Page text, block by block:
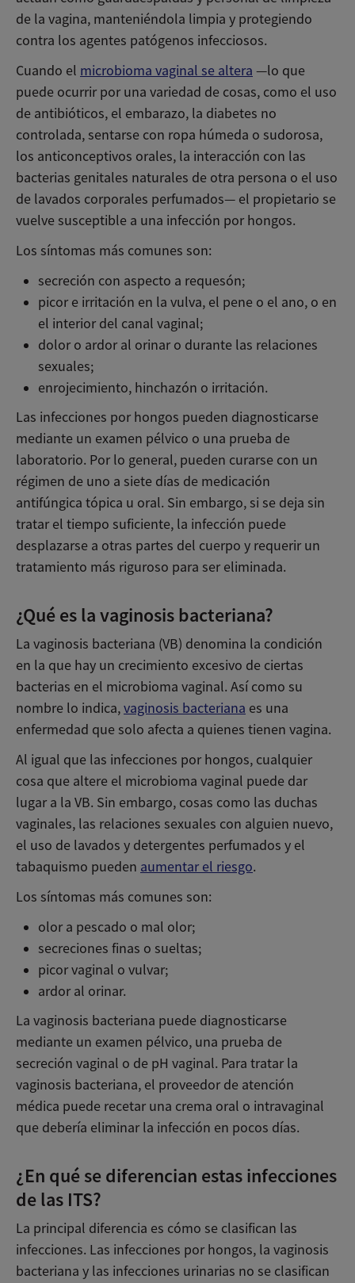
de la vagina, manteniéndola limpia y protegiendo
contra los agentes patógenos infecciosos.
Cuando el microbioma vaginal se altera —lo que
puede ocurrir por una variedad de cosas, como el uso
de antibióticos, el embarazo, la diabetes no
controlada, sentarse con ropa húmeda o sudorosa,
los anticonceptivos orales, la interacción con las
bacterias genitales naturales de otra persona o el uso
de lavados corporales perfumados— el propietario se
vuelve susceptible a una infección por hongos.
Los síntomas más comunes son:
secreción con aspecto a requesón;
picor e irritación en la vulva, el pene o el ano, o en
el interior del canal vaginal;
dolor o ardor al orinar o durante las relaciones
sexuales;
enrojecimiento, hinchazón o irritación.
Las infecciones por hongos pueden diagnosticarse
mediante un examen pélvico o una prueba de
laboratorio. Por lo general, pueden curarse con un
régimen de uno a siete días de medicación
antifúngica tópica u oral. Sin embargo, si se deja sin
tratar el tiempo suficiente, la infección puede
desplazarse a otras partes del cuerpo y requerir un
tratamiento más riguroso para ser eliminada.
¿Qué es la vaginosis bacteriana?
La vaginosis bacteriana (VB) denomina la condición
en la que hay un crecimiento excesivo de ciertas
bacterias en el microbioma vaginal. Así como su
nombre lo indica,vaginosis bacteriana es una
enfermedad que solo afecta a quienes tienen vagina.
Al igual que las infecciones por hongos, cualquier
cosa que altere el microbioma vaginal puede dar
lugar a la VB. Sin embargo, cosas como las duchas
vaginales, las relaciones sexuales con alguien nuevo,
el uso de lavados y detergentes perfumados y el
tabaquismo pueden aumentar el riesgo.
Los síntomas más comunes son:
olor a pescado o mal olor;
secreciones finas o sueltas;
picor vaginal o vulvar;
ardor al orinar.
La vaginosis bacteriana puede diagnosticarse
mediante un examen pélvico, una prueba de
secreción vaginal o de pH vaginal. Para tratar la
vaginosis bacteriana, el proveedor de atención
médica puede recetar una crema oral o intravaginal
que debería eliminar la infección en pocos días.
¿En qué se diferencian estas infecciones
de las ITS?
La principal diferencia es cómo se clasifican las
infecciones. Las infecciones por hongos, la vaginosis
bacteriana y las infecciones urinarias no se clasifican